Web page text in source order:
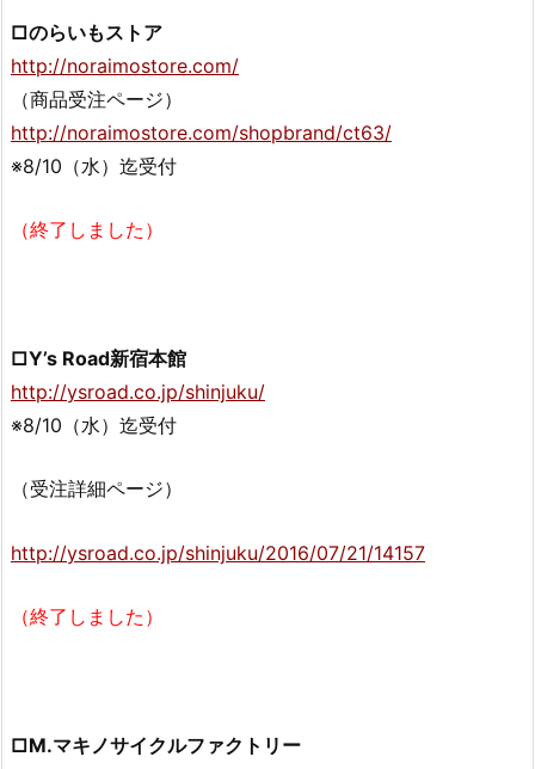
□のらいもストア
http://noraimostore.com/
（商品受注ページ）
http://noraimostore.com/shopbrand/ct63/
※8/10（水）迄受付
（終了しました）
□Y’s Road新宿本館
http://ysroad.co.jp/shinjuku/
※8/10（水）迄受付
（受注詳細ページ）
http://ysroad.co.jp/shinjuku/2016/07/21/14157
（終了しました）
□M.マキノサイクルファクトリー